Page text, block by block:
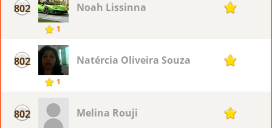
802
1
Noah Lissinna 1
802
1
Natércia Oliveira Souza 1
802 Melina Rouji 1